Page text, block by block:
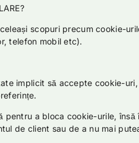
scopuri precum cookie-
telefon mobil etc).
implicit să accepte cookie-
a bloca cookie-urile,
de client sau de a nu mai